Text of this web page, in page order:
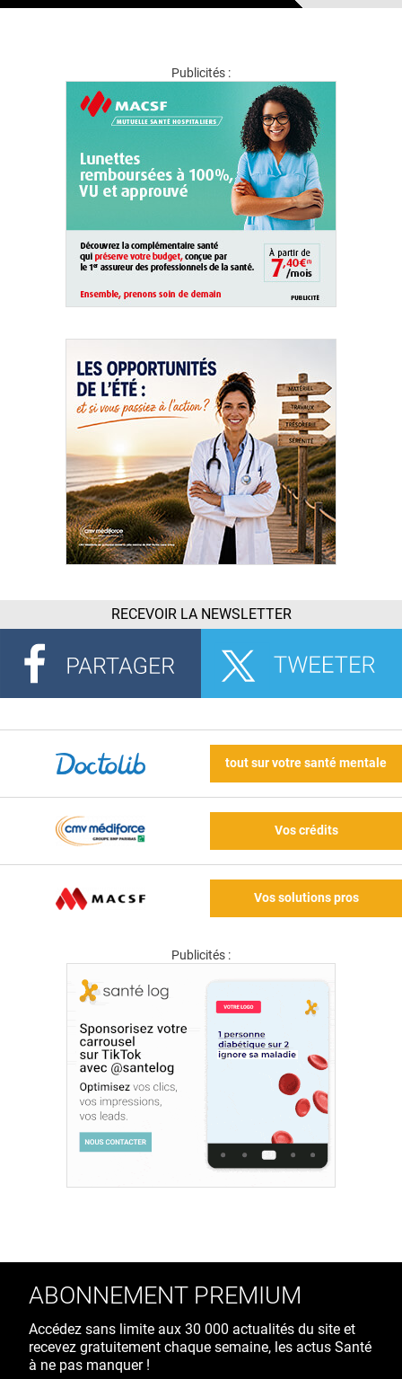
Publicités :
RECEVOIR LA NEWSLETTER
tout sur votre santé mentale
Vos crédits
Vos solutions pros
Publicités :
ABONNEMENT PREMIUM
Accédez sans limite aux 30 000 actualités du site et
recevez gratuitement chaque semaine, les actus Santé
à ne pas manquer !